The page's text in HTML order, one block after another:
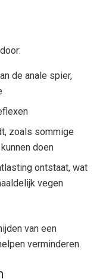
de anale spier,
zoals sommige
doen
ontstaat, wat
vegen
van een
verminderen.